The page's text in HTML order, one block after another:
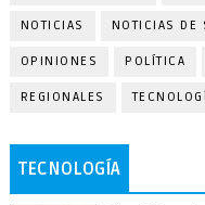
NOTICIAS NOTICIAS DE
OPINIONES POLÍTICA
REGIONALES
TECNOLOGÍA